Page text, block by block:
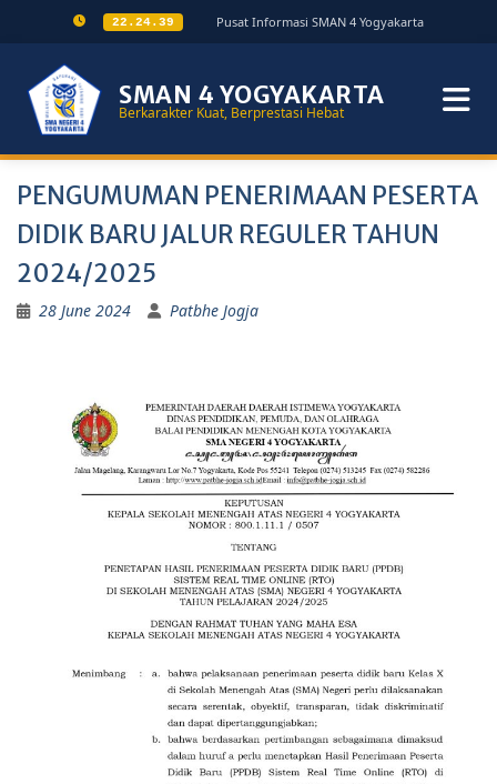
22.24.40 Pusat Informasi SMAN 4 Yogyakarta
SMAN 4 YOGYAKARTA
Berkarakter Kuat, Berprestasi Hebat
PENGUMUMAN PENERIMAAN PESERTA
DIDIK BARU JALUR REGULER TAHUN
2024/2025
28 June 2024 Patbhe Jogja